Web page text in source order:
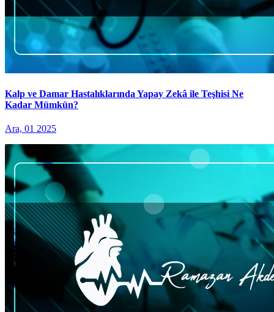
Kalp ve Damar Hastalıklarında Yapay Zekâ ile Teşhisi Ne
Kadar Mümkün?
Ara, 01 2025